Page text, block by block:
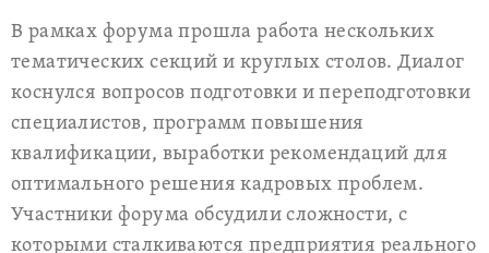
В рамках форума прошла работа нескольких
тематических секций и круглых столов. Диалог
коснулся вопросов подготовки и переподготовки
специалистов, программ повышения
квалификации, выработки рекомендаций для
оптимального решения кадровых проблем.
Участники форума обсудили сложности, с
которыми сталкиваются предприятия реального